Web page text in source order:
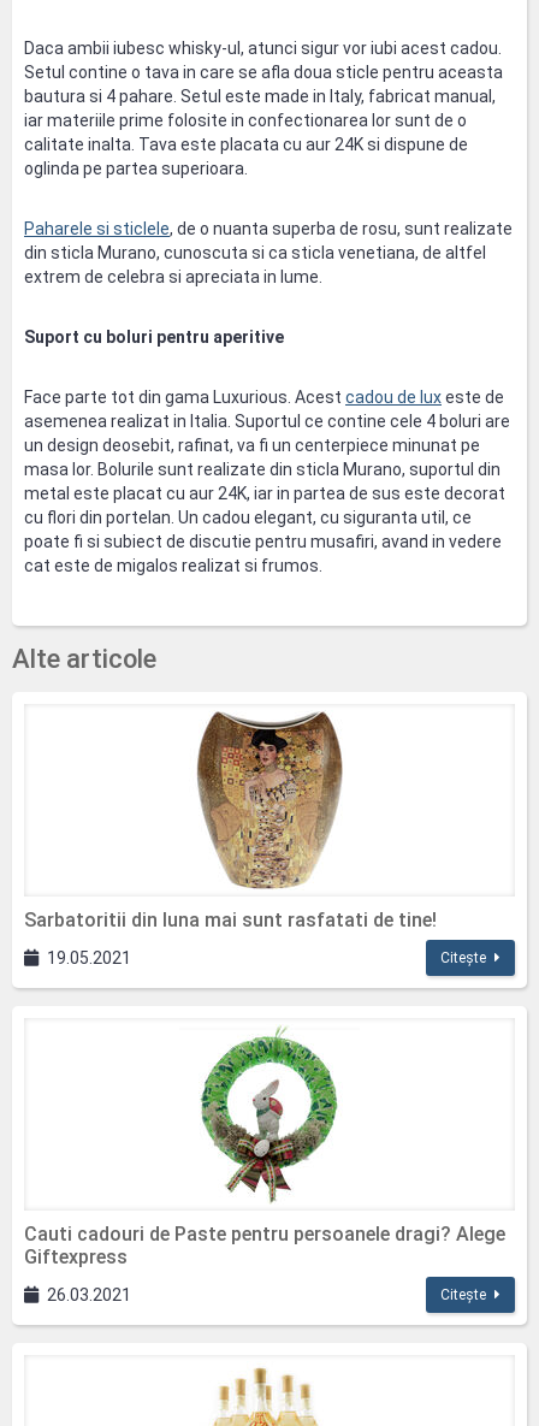
Daca ambii iubesc whisky-ul, atunci sigur vor iubi acest cadou.
Setul contine o tava in care se afla doua sticle pentru aceasta
bautura si 4 pahare. Setul este made in Italy, fabricat manual,
iar materiile prime folosite in confectionarea lor sunt de o
calitate inalta. Tava este placata cu aur 24K si dispune de
oglinda pe partea superioara.
Paharele si sticlele, de o nuanta superba de rosu, sunt realizate
din sticla Murano, cunoscuta si ca sticla venetiana, de altfel
extrem de celebra si apreciata in lume.
Suport cu boluri pentru aperitive
Face parte tot din gama Luxurious. Acest cadou de luxeste de
asemenea realizat in Italia. Suportul ce contine cele 4 boluri are
un design deosebit, rafinat, va fi un centerpiece minunat pe
masa lor. Bolurile sunt realizate din sticla Murano, suportul din
metal este placat cu aur 24K, iar in partea de sus este decorat
cu flori din portelan. Un cadou elegant, cu siguranta util, ce
poate fi si subiect de discutie pentru musafiri, avand in vedere
cat este de migalos realizat si frumos.
Alte articole
Sarbatoritii din luna mai sunt rasfatati de tine!
19.05.2021 Citește
Cauti cadouri de Paste pentru persoanele dragi? Alege
Giftexpress
26.03.2021 Citește